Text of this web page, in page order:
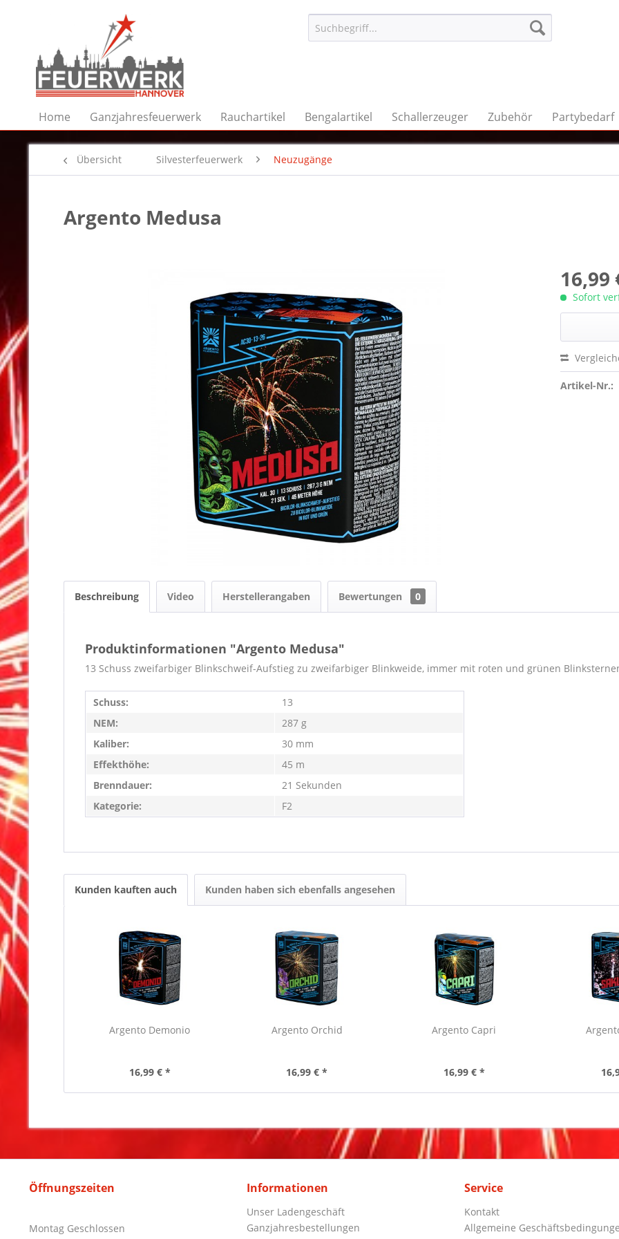
Home Ganzjahresfeuerwerk Rauchartikel Bengalartikel Schallerzeuger Zubehör Partybedarf
Übersicht Silvesterfeuerwerk Neuzugänge
Argento Medusa
16,99
Sofort
Artikel-Nr.:
Beschreibung Video Herstellerangaben Bewertungen 0
Produktinformationen "Argento Medusa"
13 Schuss zweifarbiger Blinkschweif-Aufstieg zu zweifarbiger Blinkweide, immer mit roten und grünen
Schuss:
13
NEM:
287 g
Kaliber:
30 mm
Effekthöhe:
45 m
Brenndauer:
21 Sekunden
Kategorie:
F2
Kunden kauften auch Kunden haben sich ebenfalls angesehen
Argento Demonio
16,99 € *
Argento Orchid
16,99 € *
Argento Capri
16,99 € *
Öffnungszeiten
Montag Geschlossen
Informationen
Unser Ladengeschäft
Ganzjahresbestellungen
Service
Kontakt
Allgemeine